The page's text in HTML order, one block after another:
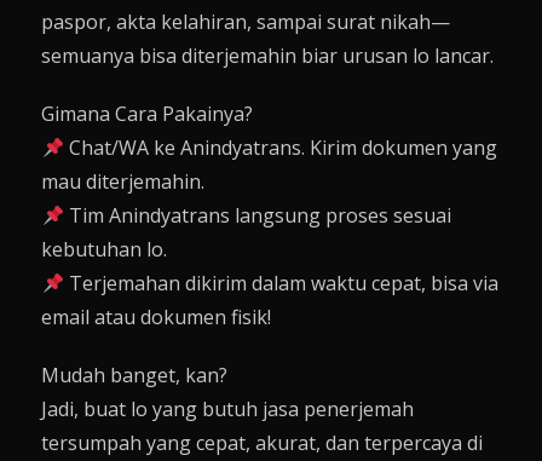
paspor, akta kelahiran, sampai surat nikah—
semuanya bisa diterjemahin biar urusan lo lancar.
Gimana Cara Pakainya?
Chat/WA ke Anindyatrans. Kirim dokumen yang
mau diterjemahin.
Tim Anindyatrans langsung proses sesuai
kebutuhan lo.
Terjemahan dikirim dalam waktu cepat, bisa via
email atau dokumen fisik!
Mudah banget, kan?
Jadi, buat lo yang butuh jasa penerjemah
tersumpah yang cepat, akurat, dan terpercaya di